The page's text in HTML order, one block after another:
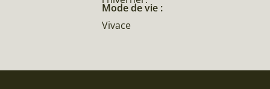
Mode de vie :
Vivace